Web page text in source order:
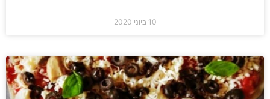
10 ביוני 2020